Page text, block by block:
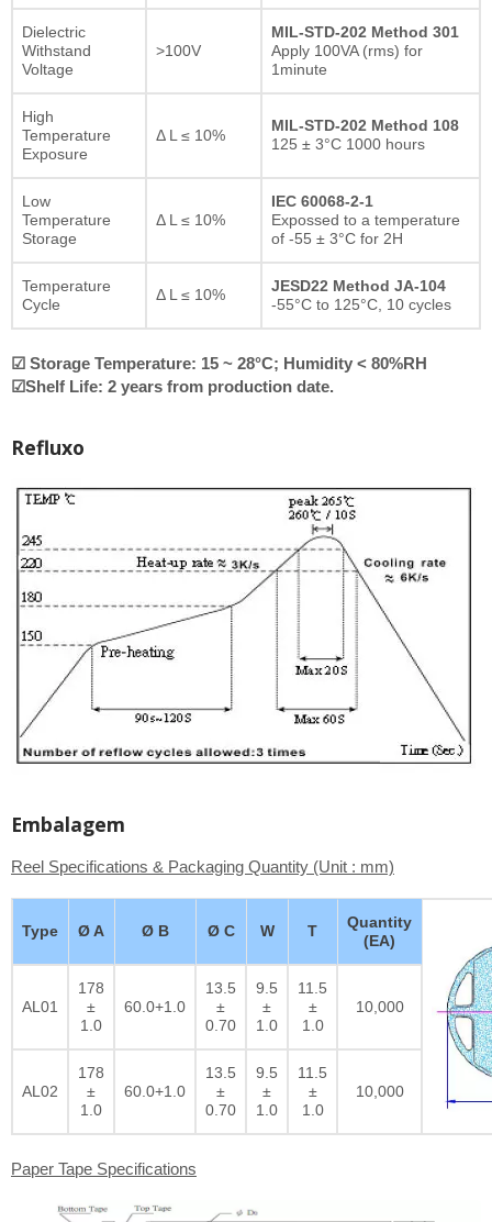
Dielectric
Withstand
Voltage
>100V
MIL-STD-202 Method 301
Apply 100VA (rms) for
1minute
High
Temperature
Exposure
Δ L ≤ 10%
MIL-STD-202 Method 108
125 ± 3°C 1000 hours
Low
Temperature
Storage
Δ L ≤ 10%
IEC 60068-2-1
Expossed to a temperature
of -55 ± 3°C for 2H
Temperature
Cycle
Δ L ≤ 10%
JESD22 Method JA-104
-55°C to 125°C, 10 cycles
☑ Storage Temperature: 15 ~ 28°C; Humidity < 80%RH
☑Shelf Life: 2 years from production date.
Refluxo
Embalagem
Reel Specifications & Packaging Quantity (Unit : mm)
Type Ø A Ø B Ø C W T
Quantity
(EA)
AL01
178
±
1.0
60.0+1.0
13.5
±
0.70
9.5
±
1.0
11.5
±
1.0
10,000
AL02
178
±
1.0
60.0+1.0
13.5
±
0.70
9.5
±
1.0
11.5
±
1.0
10,000
Paper Tape Specifications